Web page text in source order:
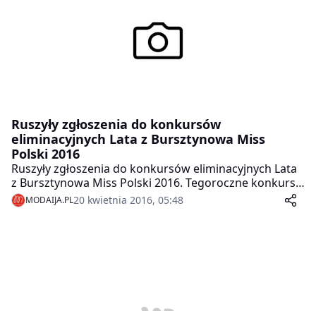
Ruszyły zgłoszenia do konkursów
eliminacyjnych Lata z Bursztynowa Miss
Polski 2016
Ruszyły zgłoszenia do konkursów eliminacyjnych Lata
z Bursztynowa Miss Polski 2016. Tegoroczne konkursy
eliminacyjne odbywać się będą w trzech nadmorskich
miejscowościach: 9 Lipca w Łebie, 16 lipca w Jantarze
MODAIJA.PL20 kwietnia 2016, 05:48